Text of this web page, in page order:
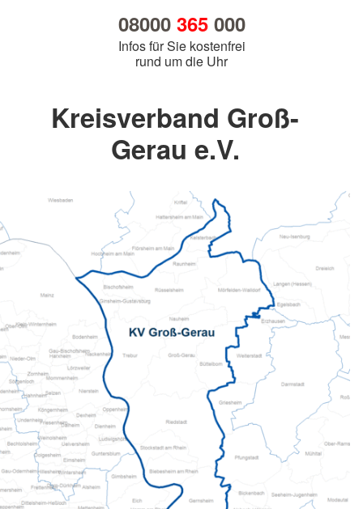
08000 365000
Infos für Sie kostenfrei
rund um die Uhr
Kreisverband Groß-
Gerau e.V.